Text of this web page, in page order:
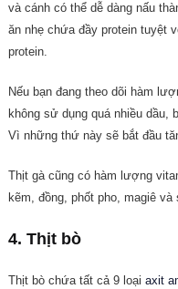
và cánh có thể dễ dàng nấu
ăn nhẹ chứa đầy protein tuyệt
protein.
Nếu bạn đang theo dõi hàm
không sử dụng quá nhiều
Vì những thứ này sẽ bắt đầu
Thịt gà cũng có hàm lượng
kẽm, đồng, phốt pho, magiê và
4. Thịt bò
Thịt bò chứa tất cả 9 loại axit